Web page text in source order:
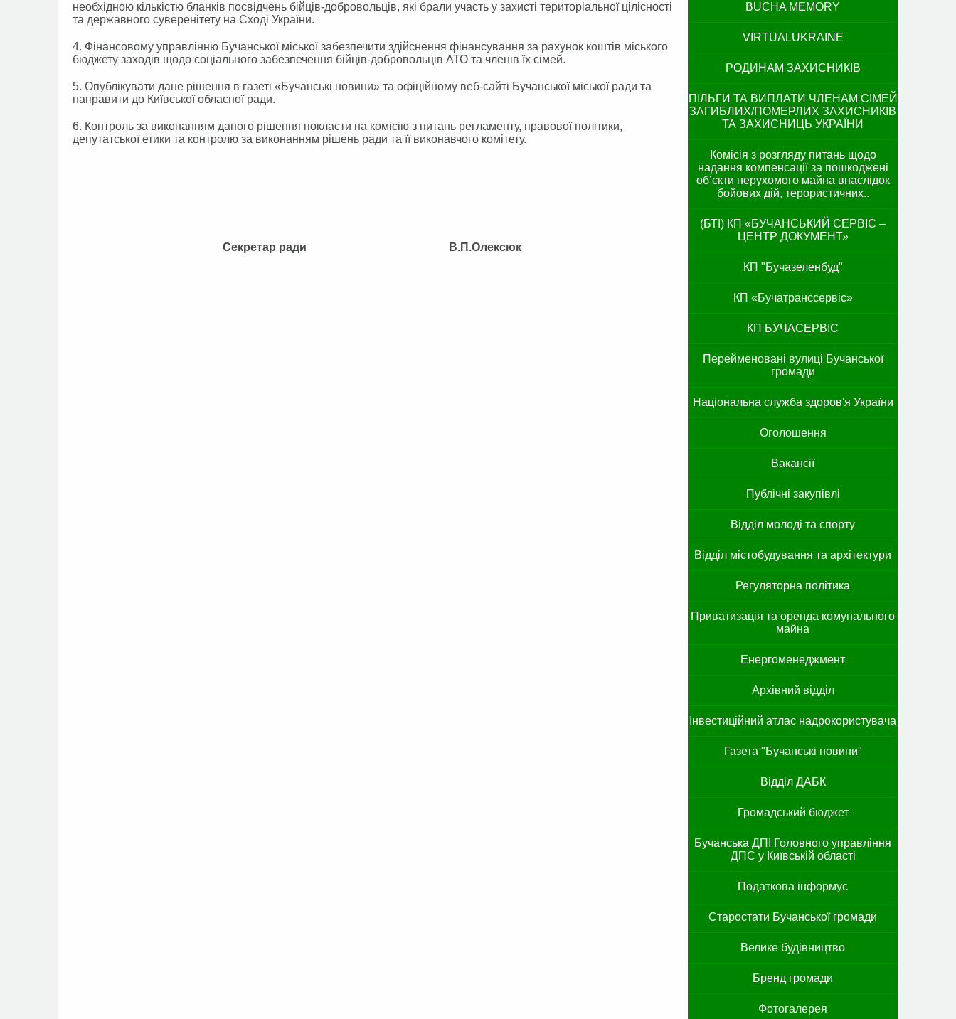
необхідною кількістю бланків посвідчень бійців-добровольців, які брали участь у захисті територіальної цілісності
та державного суверенітету на Сході України.
4. Фінансовому управлінню Бучанської міської забезпечити здійснення фінансування за рахунок коштів міського
бюджету заходів щодо соціального забезпечення бійців-добровольців АТО та членів їх сімей.
5. Опублікувати дане рішення в газеті «Бучанські новини» та офіційному веб-сайті Бучанської міської ради та
направити до Київської обласної ради.
6. Контроль за виконанням даного рішення покласти на комісію з питань регламенту, правової політики,
депутатської етики та контролю за виконанням рішень ради та її виконавчого комітету.
Секретар ради В.П.Олексюк
BUCHA MEMORY
VIRTUALUKRAINE
РОДИНАМ ЗАХИСНИКІВ
ПІЛЬГИ ТА ВИПЛАТИ ЧЛЕНАМ СІМЕЙ
ЗАГИБЛИХ/ПОМЕРЛИХ ЗАХИСНИКІВ
ТА ЗАХИСНИЦЬ УКРАЇНИ
Комісія з розгляду питань щодо
надання компенсації за пошкоджені
об’єкти нерухомого майна внаслідок
бойових дій, терористичних..
(БТІ) КП «БУЧАНСЬКИЙ СЕРВІС –
ЦЕНТР ДОКУМЕНТ»
КП "Бучазеленбуд"
КП «Бучатранссервіс»
КП БУЧАСЕРВІС
Перейменовані вулиці Бучанської
громади
Національна служба здоров'я України
Оголошення
Вакансії
Публічні закупівлі
Відділ молоді та спорту
Відділ містобудування та архітектури
Регуляторна політика
Приватизація та оренда комунального
майна
Енергоменеджмент
Архівний відділ
Інвестиційний атлас надрокористувача
Газета "Бучанські новини"
Відділ ДАБК
Громадський бюджет
Бучанська ДПІ Головного управління
ДПС у Київській області
Податкова інформує
Старостати Бучанської громади
Велике будівництво
Бренд громади
Фотогалерея